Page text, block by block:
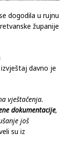
dogodila u rujnu
županije
davno je
vještačenja.
dokumentacije
još